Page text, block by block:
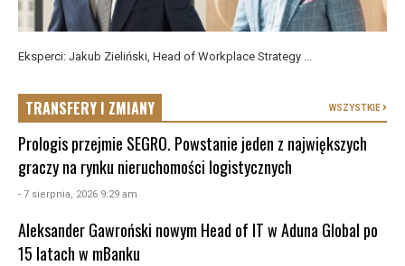
Eksperci: Jakub Zieliński, Head of Workplace Strategy ...
TRANSFERY I ZMIANY WSZYSTKIE
Prologis przejmie SEGRO. Powstanie jeden z największych
graczy na rynku nieruchomości logistycznych
- 7 sierpnia, 2026 9:29 am
Aleksander Gawroński nowym Head of IT w Aduna Global po
15 latach w mBanku